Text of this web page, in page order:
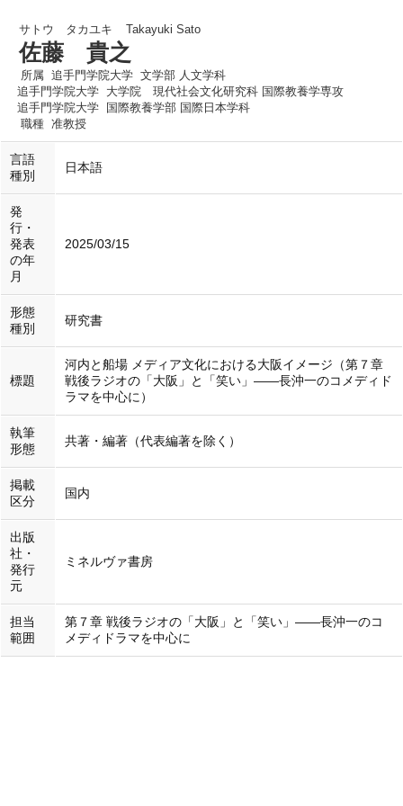
サトウ タカユキ Takayuki Sato
佐藤 貴之
所属 追手門学院大学 文学部 人文学科
追手門学院大学 大学院 現代社会文化研究科 国際教養学専攻
追手門学院大学 国際教養学部 国際日本学科
職種 准教授
言語
種別
日本語
発
行・
発表
の年
月
2025/03/15
形態
種別
研究書
標題
河内と船場 メディア文化における大阪イメージ（第７章
戦後ラジオの「大阪」と「笑い」――長沖一のコメディド
ラマを中心に）
執筆
形態
共著・編著（代表編著を除く）
掲載
区分
国内
出版
社・
発行
元
ミネルヴァ書房
担当
範囲
第７章 戦後ラジオの「大阪」と「笑い」――長沖一のコ
メディドラマを中心に